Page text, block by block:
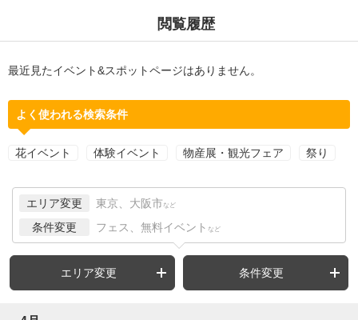
閲覧履歴
最近見たイベント&スポットページはありません。
よく使われる検索条件
花イベント 体験イベント 物産展・観光フェア 祭り
エリア変更 東京、大阪市 など
条件変更 フェス、無料イベント など
エリア変更 条件変更